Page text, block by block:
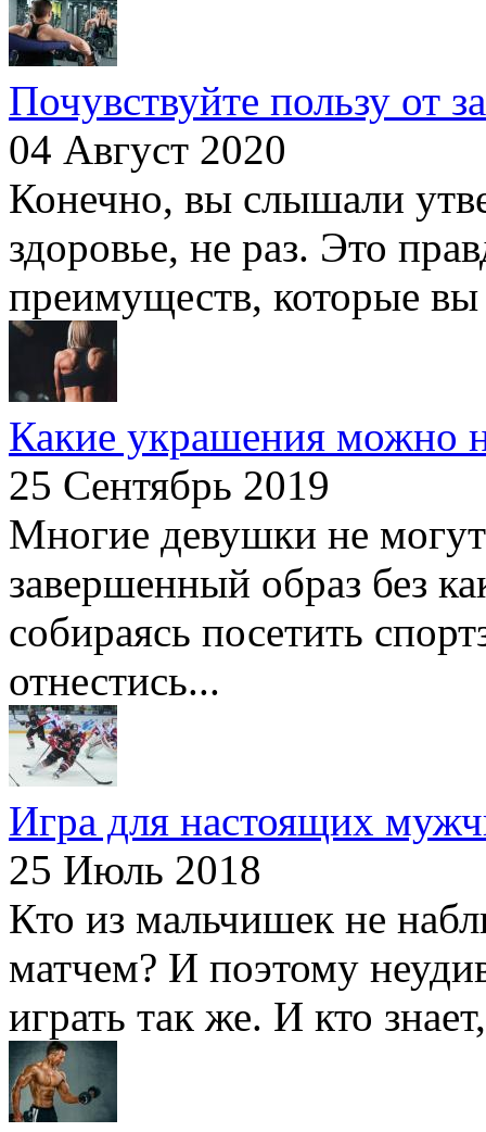
Почувствуйте пользу от
04 Август 2020
Конечно, вы слышали
здоровье, не раз. Это
преимуществ, которые вы
Какие украшения можно
25 Сентябрь 2019
Многие девушки не могут
завершенный образ без
собираясь посетить
отнестись...
Игра для настоящих
25 Июль 2018
Кто из мальчишек не
матчем? И поэтому
играть так же. И кто